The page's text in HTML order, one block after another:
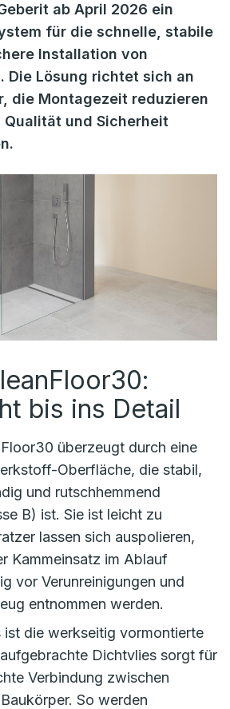
ab April 2026 ein
für die schnelle, stabile
Installation von
Die Lösung richtet sich an
die Montagezeit reduzieren
und Sicherheit
bis ins Detail
überzeugt durch eine
Oberfläche, die stabil,
und rutschhemmend
B) ist. Sie ist leicht zu
lassen sich auspolieren,
Kammeinsatz im Ablauf
vor Verunreinigungen und
entnommen werden.
ist die werkseitig vormontierte
Dichtvlies sorgt für
Verbindung zwischen
So werden